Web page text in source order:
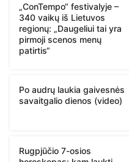
„ConTempo“ festivalyje –
340 vaikų iš Lietuvos
regionų: „Daugeliui tai yra
pirmoji scenos menų
patirtis“
Po audrų laukia gaivesnės
savaitgalio dienos (video)
Rugpjūčio 7-osios